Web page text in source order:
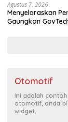
Agustus 7, 2026
Menyelaraskan
Gaungkan
Otomotif
Ini adalah
otomotif, anda
widget.